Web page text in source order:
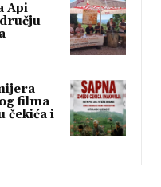
Api
filma
čekića i